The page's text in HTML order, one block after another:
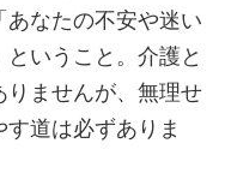
なたの不安や迷い
いうこと。介護と
ませんが、無理せ
道は必ずありま